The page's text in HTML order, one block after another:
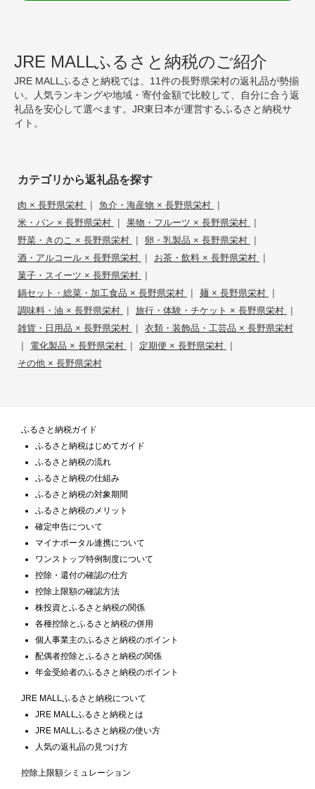
JRE MALLふるさと納税のご紹介
JRE MALLふるさと納税では、11件の長野県栄村の返礼品が勢揃
い。人気ランキングや地域・寄付金額で比較して、自分に合う返
礼品を安心して選べます。JR東日本が運営するふるさと納税サ
イト。
カテゴリから返礼品を探す
肉 × 長野県栄村 | 魚介・海産物 × 長野県栄村 |
米・パン × 長野県栄村 | 果物・フルーツ × 長野県栄村 |
野菜・きのこ × 長野県栄村 | 卵・乳製品 × 長野県栄村 |
酒・アルコール × 長野県栄村 | お茶・飲料 × 長野県栄村 |
菓子・スイーツ × 長野県栄村 |
鍋セット・総菜・加工食品 × 長野県栄村 | 麺 × 長野県栄村 |
調味料・油 × 長野県栄村 | 旅行・体験・チケット × 長野県栄村 |
雑貨・日用品 × 長野県栄村 | 衣類・装飾品・工芸品 × 長野県栄村
| 電化製品 × 長野県栄村 | 定期便 × 長野県栄村 |
その他 × 長野県栄村
ふるさと納税ガイド
ふるさと納税はじめてガイド
ふるさと納税の流れ
ふるさと納税の仕組み
ふるさと納税の対象期間
ふるさと納税のメリット
確定申告について
マイナポータル連携について
ワンストップ特例制度について
控除・還付の確認の仕方
控除上限額の確認方法
株投資とふるさと納税の関係
各種控除とふるさと納税の併用
個人事業主のふるさと納税のポイント
配偶者控除とふるさと納税の関係
年金受給者のふるさと納税のポイント
JRE MALLふるさと納税について
JRE MALLふるさと納税とは
JRE MALLふるさと納税の使い方
人気の返礼品の見つけ方
控除上限額シミュレーション